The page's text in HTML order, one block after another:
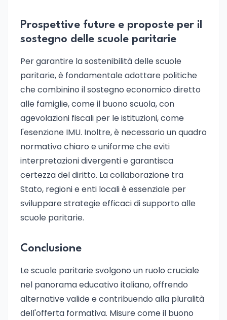
Prospettive future e proposte per il
sostegno delle scuole paritarie
Per garantire la sostenibilità delle scuole
paritarie, è fondamentale adottare politiche
che combinino il sostegno economico diretto
alle famiglie, come il buono scuola, con
agevolazioni fiscali per le istituzioni, come
l'esenzione IMU. Inoltre, è necessario un quadro
normativo chiaro e uniforme che eviti
interpretazioni divergenti e garantisca
certezza del diritto. La collaborazione tra
Stato, regioni e enti locali è essenziale per
sviluppare strategie efficaci di supporto alle
scuole paritarie.
Conclusione
Le scuole paritarie svolgono un ruolo cruciale
nel panorama educativo italiano, offrendo
alternative valide e contribuendo alla pluralità
dell'offerta formativa. Misure come il buono